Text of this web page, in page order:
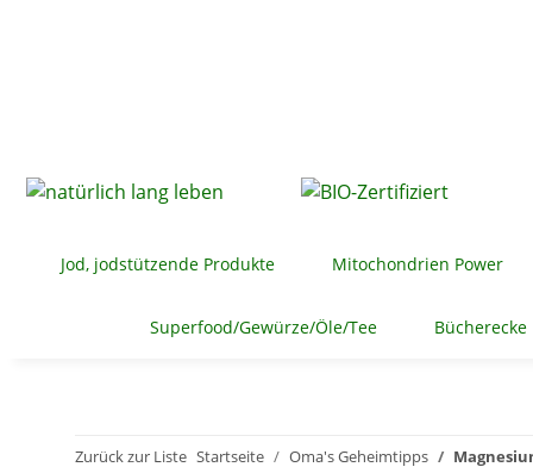
Jod, jodstützende Produkte Mitochondrien Power
Superfood/Gewürze/Öle/Tee Bücherecke
Zurück zur Liste Startseite Oma's Geheimtipps